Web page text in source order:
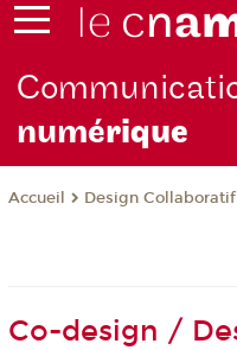
numérique
Accueil Design Collaboratif
Co-design /